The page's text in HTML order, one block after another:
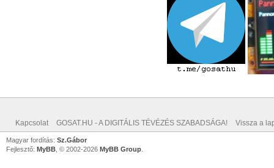
Kapcsolat GOSAT.HU - A DIGITÁLIS TÉVÉZÉS SZABADSÁGA! Vissza a
Magyar fordítás: Sz.Gábor
Fejlesztő: MyBB , © 2002-2026 MyBB Group